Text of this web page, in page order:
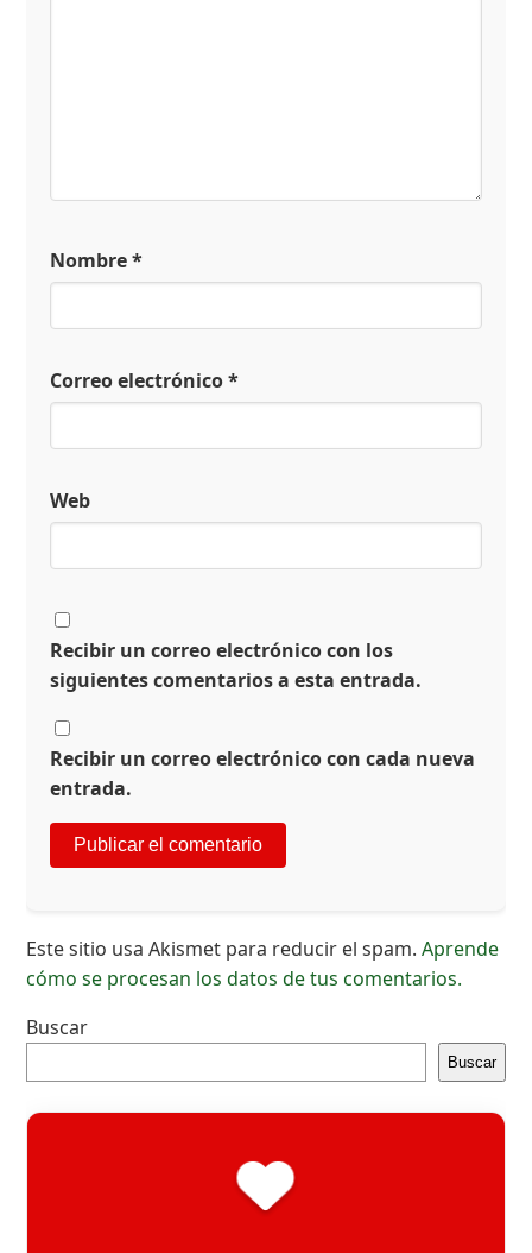
Nombre*
Correo electrónico*
Web
Recibir un correo electrónico con los
siguientes comentarios a esta entrada.
Recibir un correo electrónico con cada nueva
entrada.
Este sitio usa Akismet para reducir el spam.Aprende
cómo se procesan los datos de tus comentarios.
Buscar
Buscar